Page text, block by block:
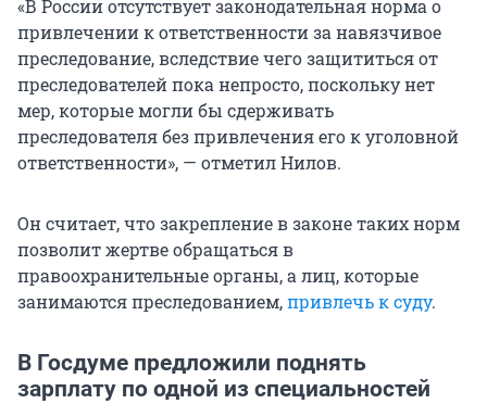
«В России отсутствует законодательная норма о
привлечении к ответственности за навязчивое
преследование, вследствие чего защититься от
преследователей пока непросто, поскольку нет
мер, которые могли бы сдерживать
преследователя без привлечения его к уголовной
ответственности», — отметил Нилов.
Он считает, что закрепление в законе таких норм
позволит жертве обращаться в
правоохранительные органы, а лиц, которые
занимаются преследованием,привлечь к суду.
В Госдуме предложили поднять
зарплату по одной из специальностей